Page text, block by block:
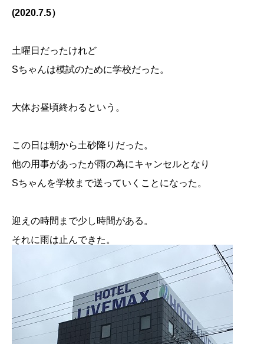
(2020.7.5）
土曜日だったけれど
Sちゃんは模試のために学校だった。
大体お昼頃終わるという。
この日は朝から土砂降りだった。
他の用事があったが雨の為にキャンセルとなり
Sちゃんを学校まで送っていくことになった。
迎えの時間まで少し時間がある。
それに雨は止んできた。